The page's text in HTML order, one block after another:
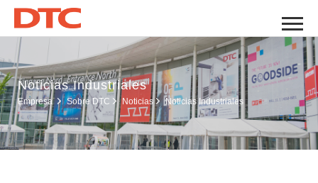
Noticias Industriales
Empresa Sobre DTC Noticias Noticias Industriales